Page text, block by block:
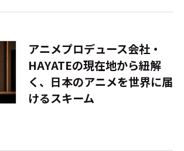
アニメプロデュース会社・
HAYATEの現在地から紐解
く、日本のアニメを世界に届
けるスキーム